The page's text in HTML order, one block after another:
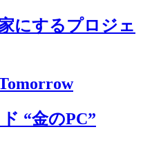
にするプロジェ
“金のPC”